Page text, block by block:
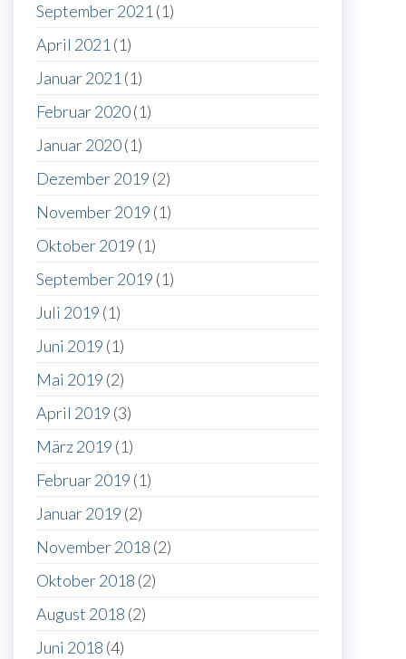
September 2021 (1)
April 2021 (1)
Januar 2021 (1)
Februar 2020(1)
Januar 2020(1)
Dezember 2019 (2)
November 2019 (1)
Oktober 2019 (1)
September 2019 (1)
Juli 2019 (1)
Juni 2019 (1)
Mai 2019 (2)
April 2019 (3)
März 2019 (1)
Februar 2019 (1)
Januar 2019 (2)
November 2018 (2)
Oktober 2018 (2)
August 2018 (2)
Juni 2018 (4)